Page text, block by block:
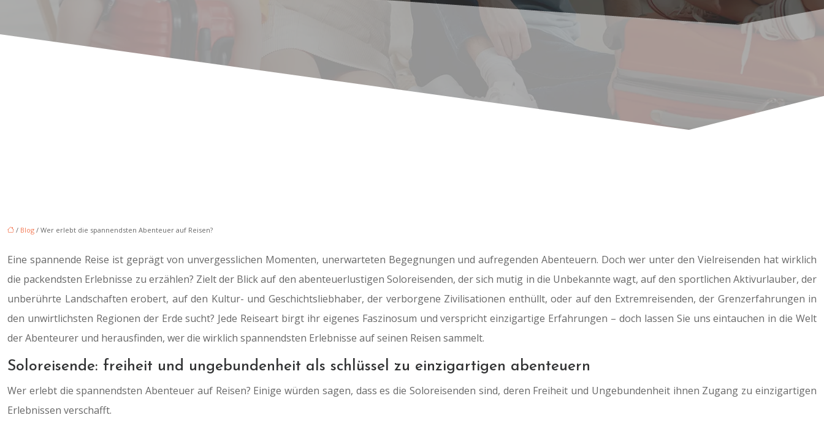
/ Blog / Wer erlebt die spannendsten Abenteuer auf Reisen?
Eine spannende Reise ist geprägt von unvergesslichen Momenten, unerwarteten Begegnungen und aufregenden Abenteuern. Doch wer unter den Vielreisenden hat wirklich
die packendsten Erlebnisse zu erzählen? Zielt der Blick auf den abenteuerlustigen Soloreisenden, der sich mutig in die Unbekannte wagt, auf den sportlichen Aktivurlauber, der
unberührte Landschaften erobert, auf den Kultur- und Geschichtsliebhaber, der verborgene Zivilisationen enthüllt, oder auf den Extremreisenden, der Grenzerfahrungen in
den unwirtlichsten Regionen der Erde sucht? Jede Reiseart birgt ihr eigenes Faszinosum und verspricht einzigartige Erfahrungen – doch lassen Sie uns eintauchen in die Welt
der Abenteurer und herausfinden, wer die wirklich spannendsten Erlebnisse auf seinen Reisen sammelt.
Soloreisende: freiheit und ungebundenheit als schlüssel zu einzigartigen abenteuern
Wer erlebt die spannendsten Abenteuer auf Reisen? Einige würden sagen, dass es die Soloreisenden sind, deren Freiheit und Ungebundenheit ihnen Zugang zu einzigartigen
Erlebnissen verschafft.